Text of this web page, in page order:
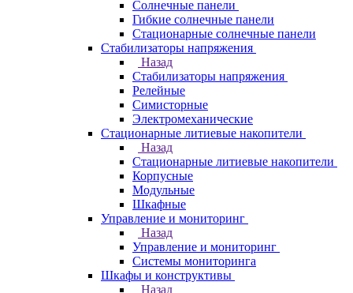
Солнечные панели
Гибкие солнечные панели
Стационарные солнечные панели
Стабилизаторы напряжения
Назад
Стабилизаторы напряжения
Релейные
Симисторные
Электромеханические
Стационарные литиевые накопители
Назад
Стационарные литиевые накопители
Корпусные
Модульные
Шкафные
Управление и мониторинг
Назад
Управление и мониторинг
Системы мониторинга
Шкафы и конструктивы
Назад